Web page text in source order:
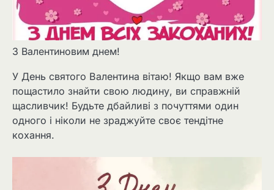
З Валентиновим днем!
У День святого Валентина вітаю! Якщо вам вже
пощастило знайти свою людину, ви справжній
щасливчик! Будьте дбайливі з почуттями один
одного і ніколи не зраджуйте своє тендітне
кохання.